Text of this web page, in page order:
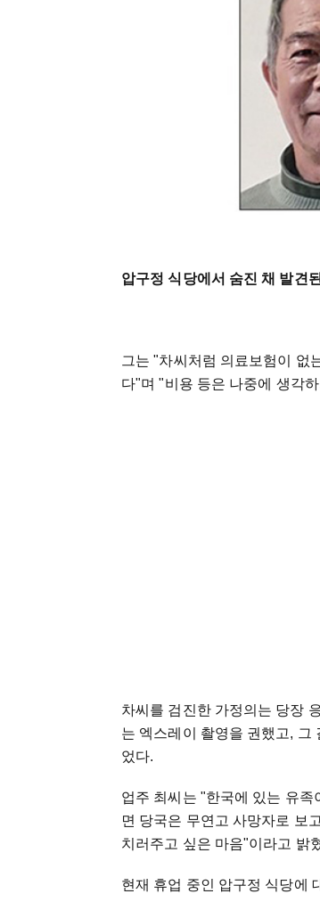
압구정 식당에서 숨진 채 발견
그는 "차씨처럼 의료보험이 없
다"며 "비용 등은 나중에 생각
차씨를 검진한 가정의는 당장
는 엑스레이 촬영을 권했고, 그
었다.
업주 최씨는 "한국에 있는 유족
면 당국은 무연고 사망자로 보
치러주고 싶은 마음"이라고 밝
현재 휴업 중인 압구정 식당에